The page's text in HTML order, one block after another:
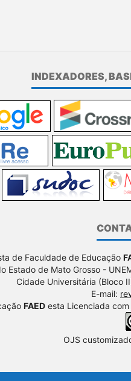
INDEXADORES,
de Faculdade de Educação
Estado de Mato Grosso -
Cidade Universitária (Bloco
E-mail:
FAEDesta Licenciada com
OJS